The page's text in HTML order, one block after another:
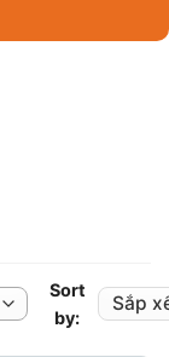
Sort
by: